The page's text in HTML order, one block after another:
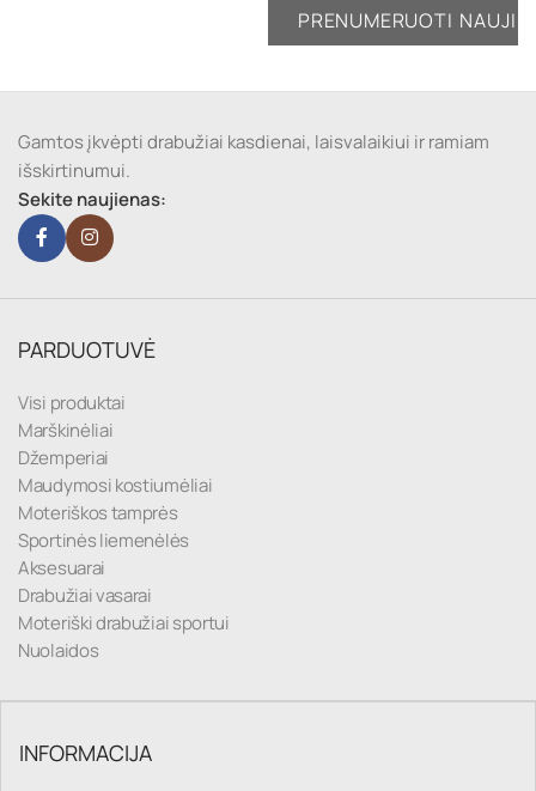
Gamtos įkvėpti drabužiai kasdienai, laisvalaikiui ir ramiam
išskirtinumui.
Sekite naujienas:
PARDUOTUVĖ
Visi produktai
Marškinėliai
Džemperiai
Maudymosi kostiumėliai
Moteriškos tamprės
Sportinės liemenėlės
Aksesuarai
Drabužiai vasarai
Moteriški drabužiai sportui
Nuolaidos
INFORMACIJA